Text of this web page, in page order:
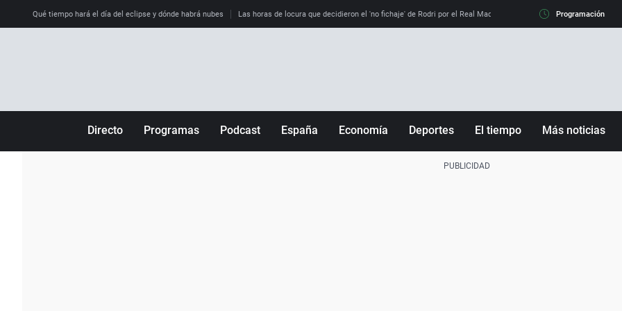
Qué tiempo hará el día del eclipse y dónde habrá nubes Las horas de locura que decidieron el 'no fichaje' de Rodri por el Real Madrid y su 'sí' al Barça La llamada
Programación
Directo Programas Podcast España Economía Deportes El tiempo Más noticias